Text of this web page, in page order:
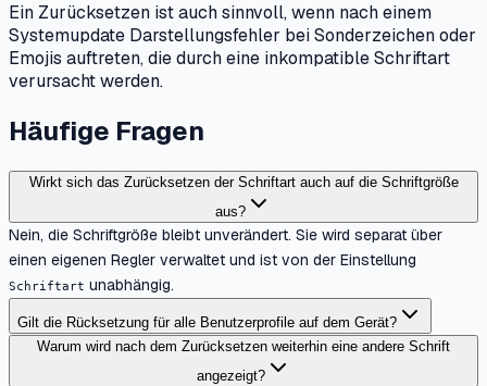
Ein Zurücksetzen ist auch sinnvoll, wenn nach einem
Systemupdate Darstellungsfehler bei Sonderzeichen oder
Emojis auftreten, die durch eine inkompatible Schriftart
verursacht werden.
Häufige Fragen
Wirkt sich das Zurücksetzen der Schriftart auch auf die Schriftgröße
aus?
Nein, die Schriftgröße bleibt unverändert. Sie wird separat über
einen eigenen Regler verwaltet und ist von der Einstellung
Schriftart unabhängig.
Gilt die Rücksetzung für alle Benutzerprofile auf dem Gerät?
Warum wird nach dem Zurücksetzen weiterhin eine andere Schrift
angezeigt?